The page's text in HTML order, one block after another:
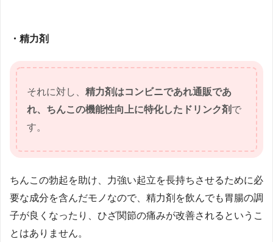
・精力剤
それに対し、 精力剤はコンビニであれ通販であ
れ、ちんこの機能性向上に特化したドリンク剤 で
す。
ちんこの勃起を助け、力強い起立を長持ちさせるために必
要な成分を含んだモノなので、精力剤を飲んでも胃腸の調
子が良くなったり、ひざ関節の痛みが改善されるというこ
とはありません。